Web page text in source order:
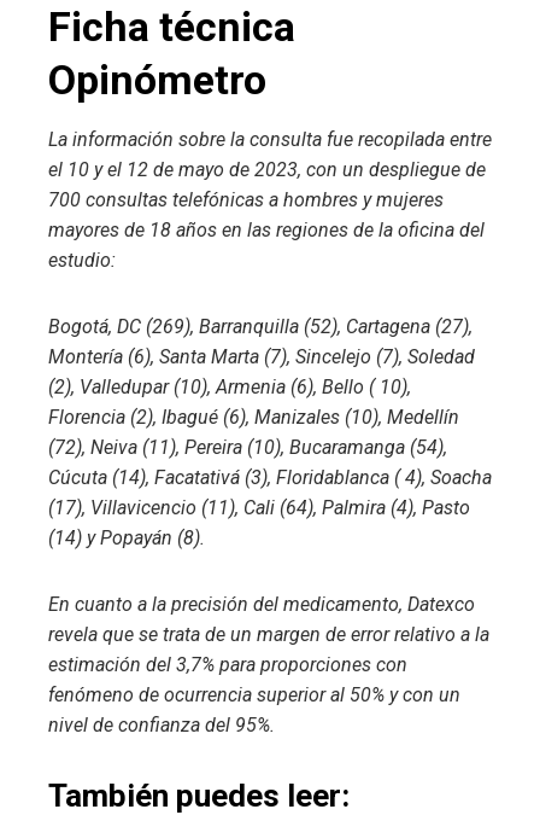
Ficha técnica
Opinómetro
La información sobre la consulta fue recopilada entre
el 10 y el 12 de mayo de 2023, con un despliegue de
700 consultas telefónicas a hombres y mujeres
mayores de 18 años en las regiones de la oficina del
estudio:
Bogotá, DC (269), Barranquilla (52), Cartagena (27),
Montería (6), Santa Marta (7), Sincelejo (7), Soledad
(2), Valledupar (10), Armenia (6), Bello ( 10),
Florencia (2), Ibagué (6), Manizales (10), Medellín
(72), Neiva (11), Pereira (10), Bucaramanga (54),
Cúcuta (14), Facatativá (3), Floridablanca ( 4), Soacha
(17), Villavicencio (11), Cali (64), Palmira (4), Pasto
(14) y Popayán (8).
En cuanto a la precisión del medicamento, Datexco
revela que se trata de un margen de error relativo a la
estimación del 3,7% para proporciones con
fenómeno de ocurrencia superior al 50% y con un
nivel de confianza del 95%.
También puedes leer: